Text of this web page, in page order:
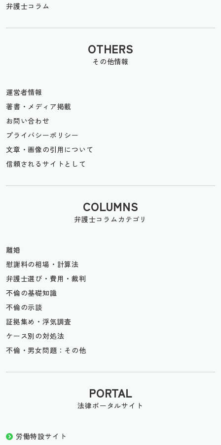
弁護士コラム
OTHERS
その他情報
運営者情報
著書・メディア掲載
お問い合わせ
プライバシーポリシー
文章・画像の引用について
信頼されるサイトとして
COLUMNS
弁護士コラムカテゴリ
離婚
慰謝料の相場・計算法
弁護士選び・費用・裁判
不倫の基礎知識
不倫の示談
証拠集め・浮気調査
ケース別の対処法
不倫・男女問題：その他
PORTAL
法律ポータルサイト
労働特設サイト